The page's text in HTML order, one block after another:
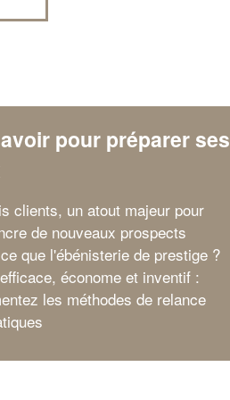
pour préparer ses
clients, un atout majeur pour
de nouveaux prospects
que l'ébénisterie de prestige ?
économe et inventif :
les méthodes de relance